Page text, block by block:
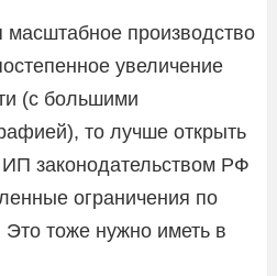
масштабное производство
увеличение
(с большими
то лучше открыть
законодательством РФ
ограничения по
тоже нужно иметь в